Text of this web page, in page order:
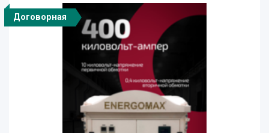
Договорная